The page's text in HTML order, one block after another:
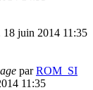
18 juin 2014 11:35
parROM_SI
11:35